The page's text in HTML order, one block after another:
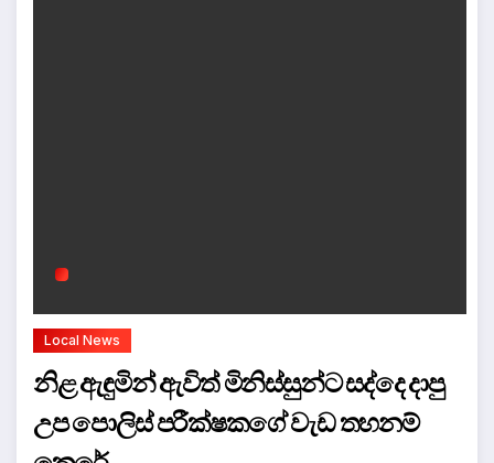
Local News
නිළ ඇඳුමින් ඇවිත් මිනිස්සුන්ට සද්දෙ දාපු
උප පොලිස් පරීක්ෂකගේ වැඩ තහනම්